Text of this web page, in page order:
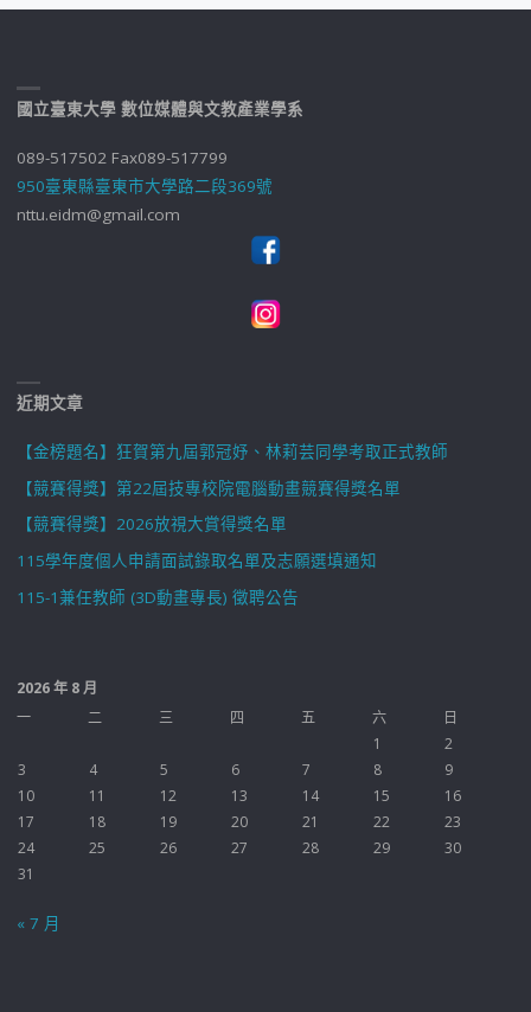
國立臺東大學 數位媒體與文教產業學系
089-517502 Fax089-517799
950臺東縣臺東市大學路二段369號
nttu.eidm@gmail.com
近期文章
【金榜題名】狂賀第九屆郭冠妤、林莉芸同學考取正式教師
【競賽得獎】第22屆技專校院電腦動畫競賽得獎名單
【競賽得獎】2026放視大賞得獎名單
115學年度個人申請面試錄取名單及志願選填通知
115-1兼任教師 (3D動畫專長) 徵聘公告
2026 年 8 月
一
二 三 四 五 六
日
1
2
3
4 5 6 7 8
9
10
11 12 13 14 15
16
17
18 19 20 21 22
23
24
25 26 27 28 29
30
31
« 7 月